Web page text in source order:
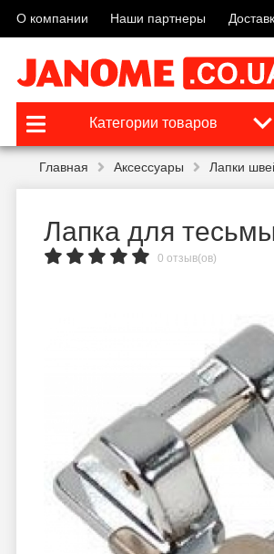
О компании Наши партнеры
Категории товаров
Главная Аксессуары Лапки
Лапка для
0 отзыв(ов)